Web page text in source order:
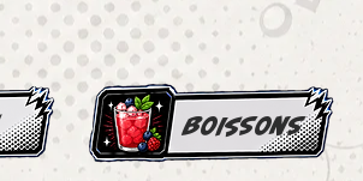
boissons